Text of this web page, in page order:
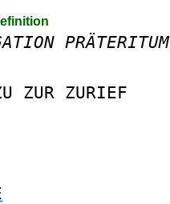
PRÄTERITUM
ZUR ZURIEF